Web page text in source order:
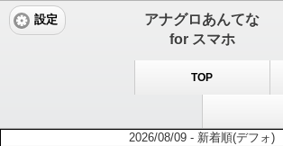
アナグロあんてな
for スマホ
設定
TOP
2026/08/09 - 新着順(デフォ)